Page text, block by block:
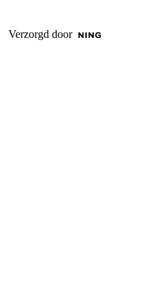
Verzorgd door